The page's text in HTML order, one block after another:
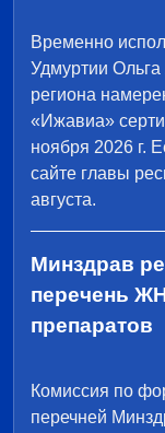
Временно
Удмуртии
региона
«Ижавиа»
ноября 2026 г.
сайте главы
августа.
Минздрав
перечень
препаратов
Комиссия по
перечней